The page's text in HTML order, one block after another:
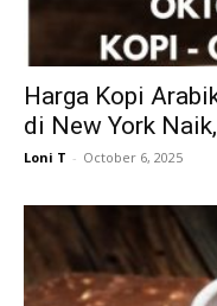
Harga Kopi
di New York
Loni T - October 6, 2025